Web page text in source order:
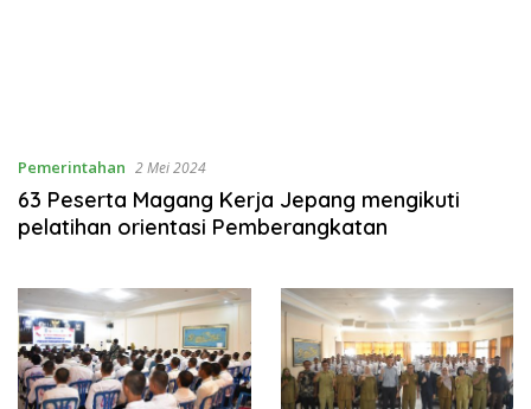
Pemerintahan 2 Mei 2024
63 Peserta Magang Kerja Jepang mengikuti
pelatihan orientasi Pemberangkatan